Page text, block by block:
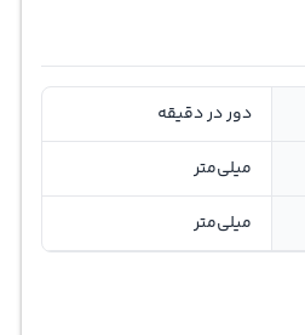
دور در دقیقه
میلی‌متر
میلی‌متر